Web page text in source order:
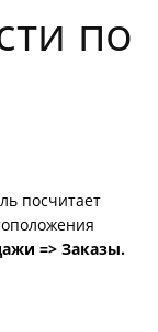
по
посчитает
=> Заказы.